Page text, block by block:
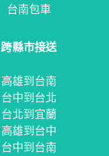
台南包車
跨縣市接送
高雄到台南
台中到台北
台北到宜蘭
高雄到台中
台中到台南